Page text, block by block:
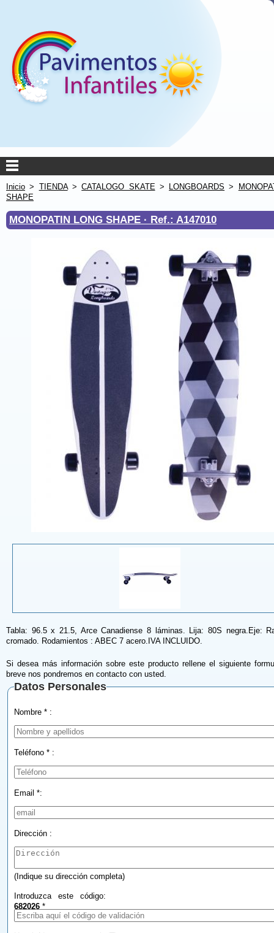
Inicio > TIENDA>CATALOGO SKATE> LONGBOARDS >
SHAPE
MONOPATIN LONG SHAPE · Ref.: A147010
Tabla: 96.5 x 21.5, Arce Canadiense 8 láminas. Lija: 80S negra.Eje:
cromado. Rodamientos : ABEC 7 acero.IVA INCLUIDO.
Si desea más información sobre este producto rellene el siguiente
breve nos pondremos en contacto con usted.
Datos Personales
Nombre * :
Teléfono * :
Email *:
Dirección :
(Indique su dirección completa)
Introduzca este código:
682026 *